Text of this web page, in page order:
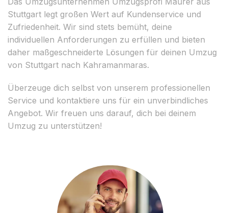
Stuttgart legt großen Wert auf Kundenservice und
Zufriedenheit. Wir sind stets bemüht, deine
individuellen Anforderungen zu erfüllen und bieten
daher maßgeschneiderte Lösungen für deinen Umzug
von Stuttgart nach Kahramanmaras.
Überzeuge dich selbst von unserem professionellen
Service und kontaktiere uns für ein unverbindliches
Angebot. Wir freuen uns darauf, dich bei deinem
Umzug zu unterstützen!